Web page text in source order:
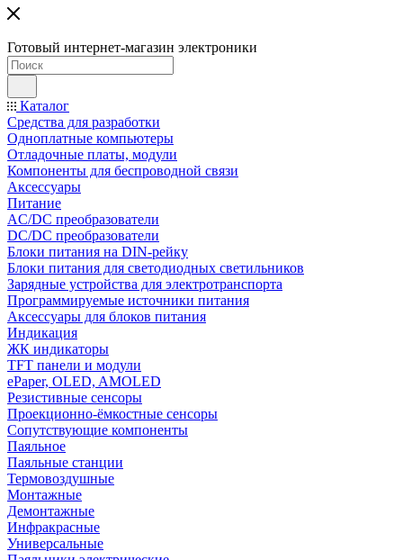
Готовый интернет-магазин электроники
Каталог
Средства для разработки
Одноплатные компьютеры
Отладочные платы, модули
Компоненты для беспроводной связи
Аксессуары
Питание
AC/DC преобразователи
DC/DC преобразователи
Блоки питания на DIN-рейку
Блоки питания для светодиодных светильников
Зарядные устройства для электротранспорта
Программируемые источники питания
Аксессуары для блоков питания
Индикация
ЖК индикаторы
TFT панели и модули
ePaper, OLED, AMOLED
Резистивные сенсоры
Проекционно-ёмкостные сенсоры
Сопутствующие компоненты
Паяльное
Паяльные станции
Термовоздушные
Монтажные
Демонтажные
Инфракрасные
Универсальные